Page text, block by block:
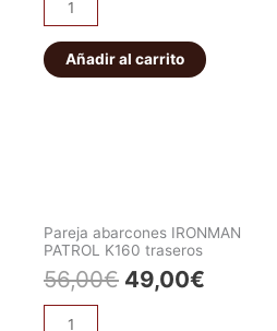
Añadir al carrito
Pareja abarcones IRONMAN
PATROL K160 traseros
56,00€ 49,00€